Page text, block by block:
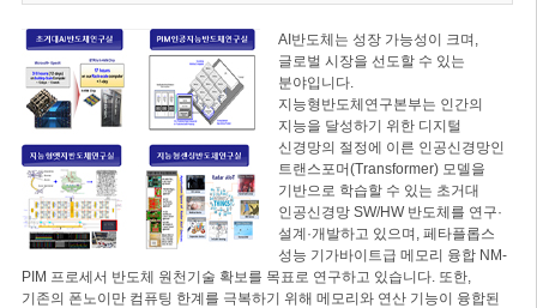
AI반도체는 성장 가능성이 크며,
글로벌 시장을 선도할 수 있는
분야입니다.
지능형반도체연구본부는 인간의
지능을 달성하기 위한 디지털
신경망의 절정에 이른 인공신경망인
트랜스포머(Transformer) 모델을
기반으로 학습할 수 있는 초거대
인공신경망 SW/HW 반도체를 연구·
설계·개발하고 있으며, 페타플롭스
성능 기가바이트급 메모리 융합 NM-
PIM 프로세서 반도체 원천기술 확보를 목표로 연구하고 있습니다. 또한,
기존의 폰노이만 컴퓨팅 한계를 극복하기 위해 메모리와 연산 기능이 융합된